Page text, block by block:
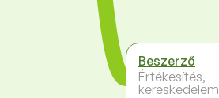
Beszerző
Értékesítés,
kereskedelem